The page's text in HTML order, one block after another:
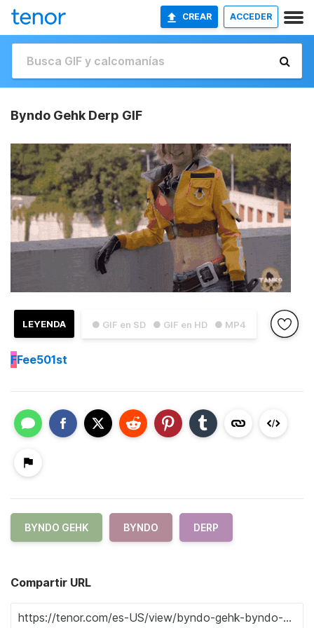
CREAR ACCEDER
Byndo Gehk Derp GIF
● GIF en SD ● GIF en HD ● MP4
LEYENDA
FFee501st
BYNDO GEHK BYNDO DERP
Compartir URL